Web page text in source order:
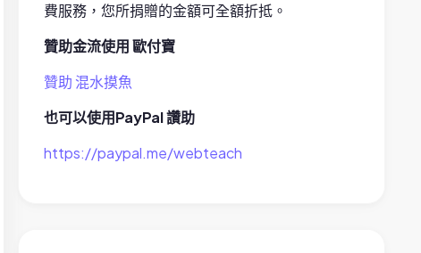
費服務，您所捐贈的金額可全額折抵。
贊助金流使用 歐付寶
贊助 混水摸魚
也可以使用PayPal 讚助
https://paypal.me/webteach